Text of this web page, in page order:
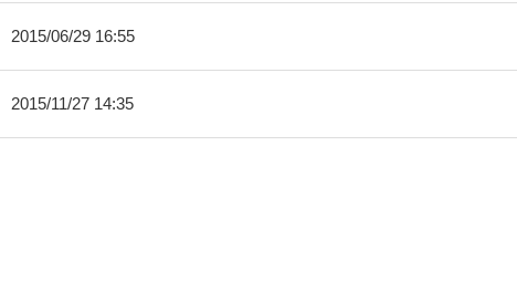
2015/06/29 16:55
2015/11/27 14:35